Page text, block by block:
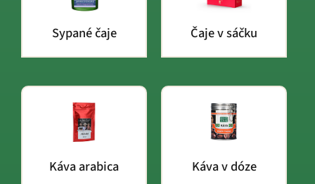
Sypané čaje Čaje v sáčku
Káva arabica Káva v dóze